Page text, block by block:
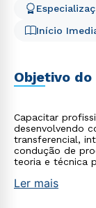
Início
Objetivo
Capacitar
desenvolvendo
transferencial,
condução de
teoria e técnica
Ler mais